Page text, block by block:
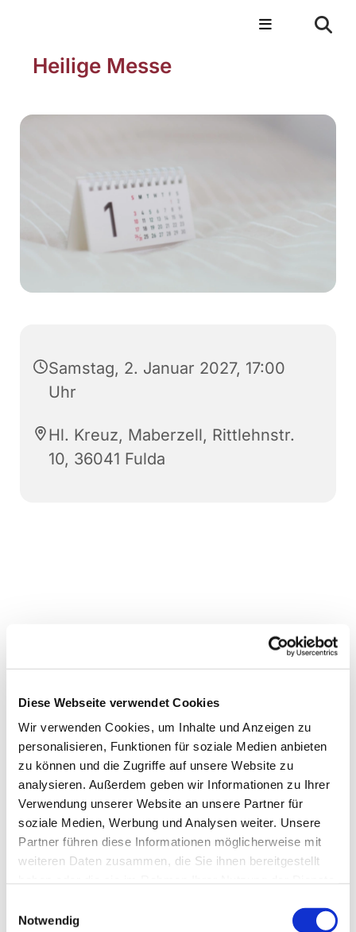
Diese Webseite verwendet Cookies
Wir verwenden Cookies, um Inhalte und Anzeigen zu
personalisieren, Funktionen für soziale Medien anbieten
zu können und die Zugriffe auf unsere Website zu
analysieren. Außerdem geben wir Informationen zu Ihrer
Verwendung unserer Website an unsere Partner für
soziale Medien, Werbung und Analysen weiter. Unsere
Partner führen diese Informationen möglicherweise mit
weiteren Daten zusammen, die Sie ihnen bereitgestellt
Notwendig
Heilige Messe
Samstag, 2. Januar 2027, 17:00
Uhr
Hl. Kreuz, Maberzell, Rittlehnstr.
10, 36041 Fulda
Dies könnte Sie auch
interessieren